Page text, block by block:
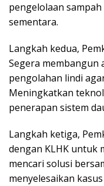
pengelolaan
sementara.
Langkah kedua,
Segera membangun
pengolahan lindi
Meningkatkan
penerapan sistem
Langkah ketiga,
dengan KLHK untuk
mencari solusi
menyelesaikan